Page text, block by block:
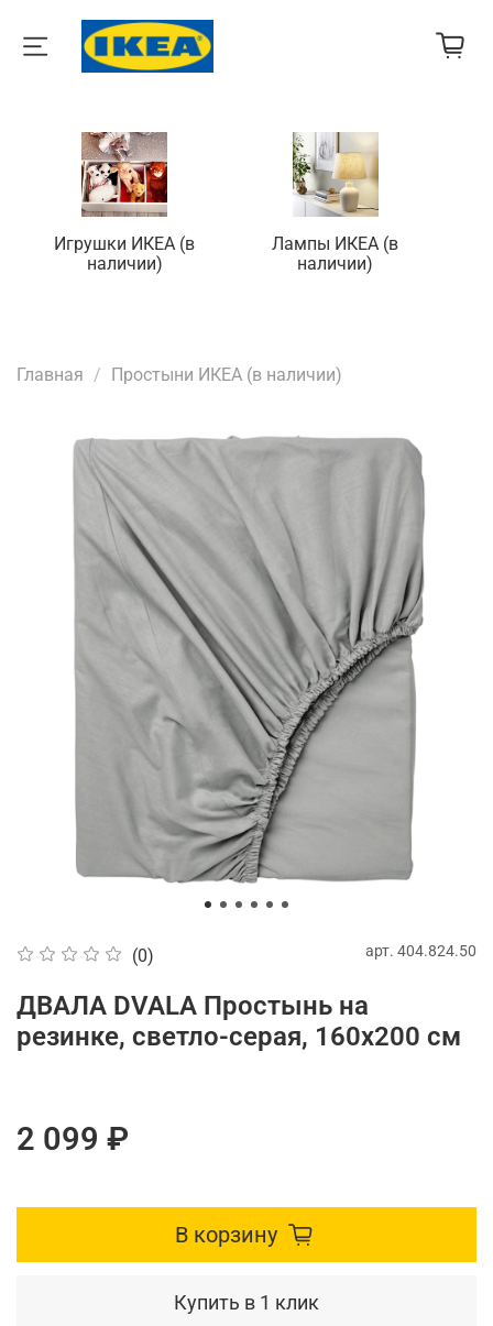
Игрушки ИКЕА (в
наличии)
Лампы ИКЕА (в
наличии)
Главная Простыни ИКЕА (в наличии)
(0) арт. 404.824.50
ДВАЛА DVALA Простынь на
резинке, светло-серая, 160x200 см
2 099 ₽
В корзину
Купить в 1 клик